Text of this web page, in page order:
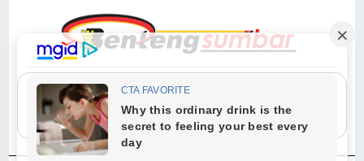
"Sesungguhnya Allah dan para malaikat-Nya berselawat untuk Nabi.
Wahai orang-orang yang beriman, berselawatlah kamu untuk Nabi dan
ucapkanlah salam dengan penuh penghormatan kepadanya." (Qs. Al
Ahzab Ayat 56)